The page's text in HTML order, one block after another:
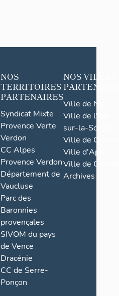
NOS
TERRITOIRES
PARTENAIRES
Syndicat Mixte
Provence Verte
Verdon
CC Alpes
Provence Verdon
Département de
Vaucluse
Parc des
Baronnies
provençales
SIVOM du pays
de Vence
Dracénie
CC de Serre-
Ponçon
NOS VILLES
Ville de Nice
Ville de l'Isle-
sur-la-Sorgue
Ville de Grasse
Ville d'Apt
Ville de
Archives